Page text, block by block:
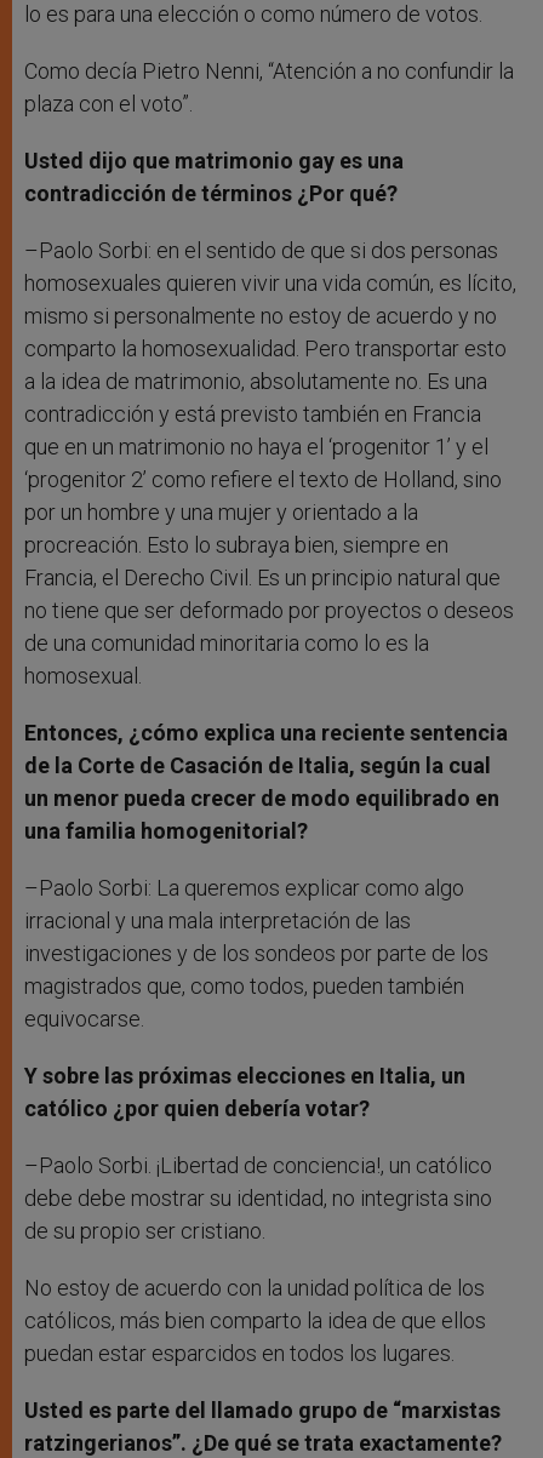
lo es para una elección o como número de votos.
Como decía Pietro Nenni, “Atención a no confundir la
plaza con el voto”.
Usted dijo que matrimonio gay es una
contradicción de términos ¿Por qué?
–Paolo Sorbi: en el sentido de que si dos personas
homosexuales quieren vivir una vida común, es lícito,
mismo si personalmente no estoy de acuerdo y no
comparto la homosexualidad. Pero transportar esto
a la idea de matrimonio, absolutamente no. Es una
contradicción y está previsto también en Francia
que en un matrimonio no haya el ‘progenitor 1’ y el
‘progenitor 2’ como refiere el texto de Holland, sino
por un hombre y una mujer y orientado a la
procreación. Esto lo subraya bien, siempre en
Francia, el Derecho Civil. Es un principio natural que
no tiene que ser deformado por proyectos o deseos
de una comunidad minoritaria como lo es la
homosexual.
Entonces, ¿cómo explica una reciente sentencia
de la Corte de Casación de Italia, según la cual
un menor pueda crecer de modo equilibrado en
una familia homogenitorial?
–Paolo Sorbi: La queremos explicar como algo
irracional y una mala interpretación de las
investigaciones y de los sondeos por parte de los
magistrados que, como todos, pueden también
equivocarse.
Y sobre las próximas elecciones en Italia, un
católico ¿por quien debería votar?
–Paolo Sorbi. ¡Libertad de conciencia!, un católico
debe debe mostrar su identidad, no integrista sino
de su propio ser cristiano.
No estoy de acuerdo con la unidad política de los
católicos, más bien comparto la idea de que ellos
puedan estar esparcidos en todos los lugares.
Usted es parte del llamado grupo de “marxistas
ratzingerianos”. ¿De qué se trata exactamente?